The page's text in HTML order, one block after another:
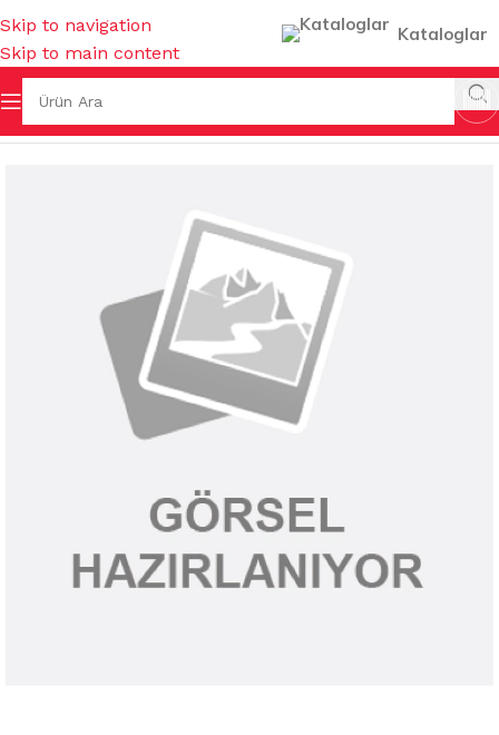
Skip to navigation
Skip to main content
Kataloglar
KAHVE BARDAKLARI & TERMOSLAR & AKSESUARLARI